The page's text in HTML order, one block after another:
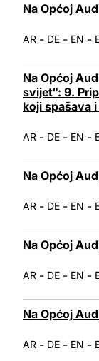
Na Općoj
AR - DE - EN -
Na Općoj
svijet“: 9.
koji spašava
AR - DE - EN -
Na Općoj
AR - DE - EN -
Na Općoj
AR - DE - EN -
Na Općoj
AR - DE - EN -